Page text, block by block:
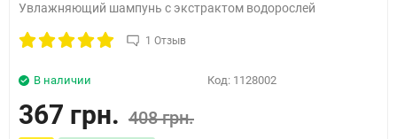
Увлажняющий шампунь с экстрактом водорослей
1 Отзыв
Код: 1128002
В наличии
367 грн. 408 грн.